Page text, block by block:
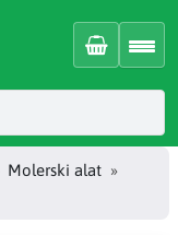
Molerski alat